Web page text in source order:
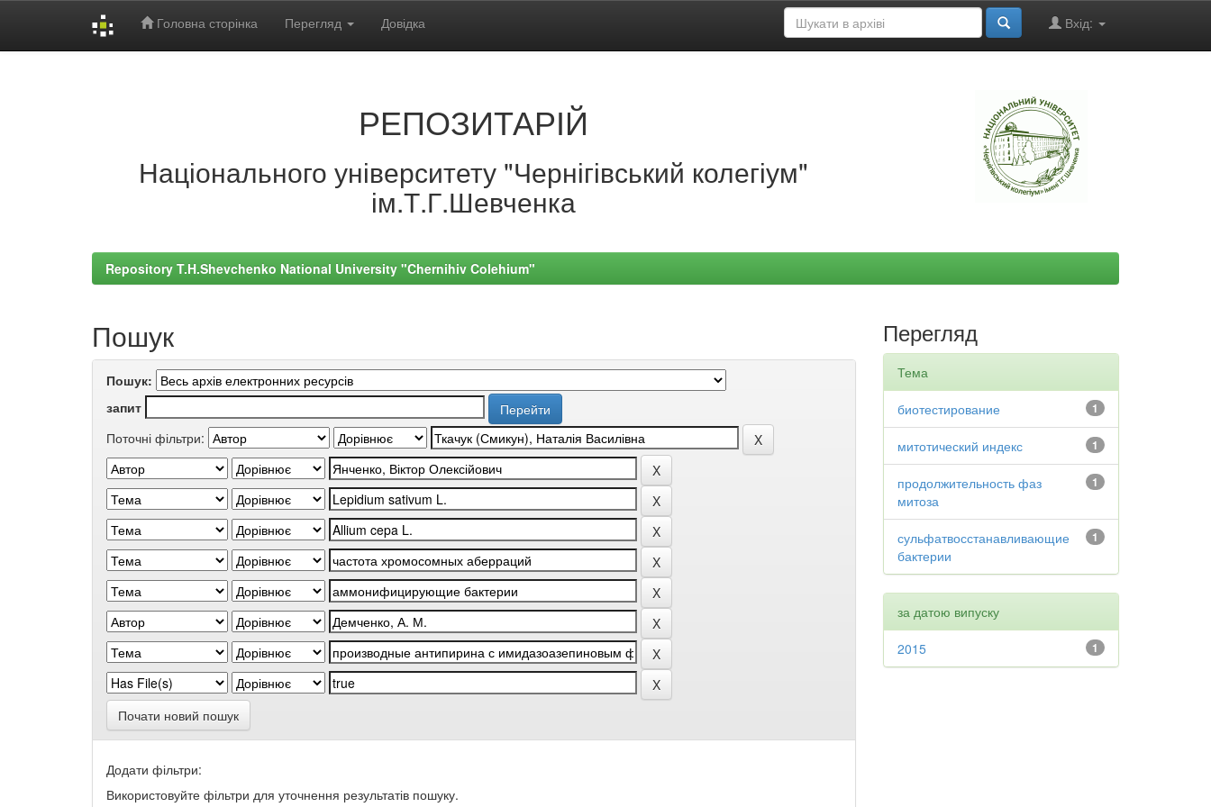
Головна сторінка Перегляд Довідка Вхід:
РЕПОЗИТАРІЙ
Національного університету "Чернігівський колегіум"
ім.Т.Г.Шевченка
Repository T.H.Shevchenko National University "Chernihiv Colehium"
Пошук
Пошук:
запит
Поточні фільтри:
Почати новий пошук
Додати фільтри:
Використовуйте фільтри для уточнення результатів пошуку.
Перегляд
Тема
1
биотестирование
1
митотический индекс
1
продолжительность фаз
митоза
1
сульфатвосстанавливающие
бактерии
за датою випуску
1
2015